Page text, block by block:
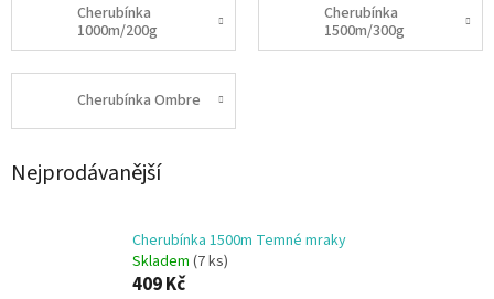
Cherubínka
1000m/200g
Cherubínka
1500m/300g
Cherubínka Ombre
Nejprodávanější
Cherubínka 1500m Temné mraky
Skladem (7 ks)
409 Kč